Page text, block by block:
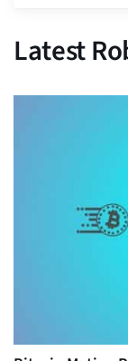
Latest